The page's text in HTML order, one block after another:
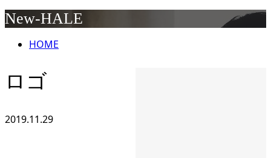
New-HALE
HOME
ロゴ
2019.11.29